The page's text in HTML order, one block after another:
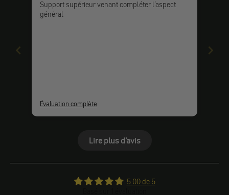
Support supérieur venant compléter l'aspect
général
Évaluation complète
Lire plus d'avis
5.00 de 5